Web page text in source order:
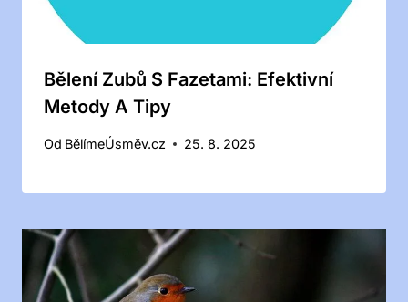
Bělení Zubů S Fazetami: Efektivní
Metody A Tipy
Od BělímeÚsměv.cz 25. 8. 2025